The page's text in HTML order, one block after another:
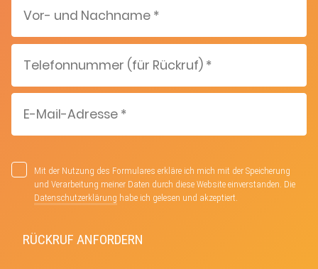
Mit der Nutzung des Formulares erkläre ich mich mit der Speicherung
und Verarbeitung meiner Daten durch diese Website einverstanden. Die
Datenschutzerklärung habe ich gelesen und akzeptiert.